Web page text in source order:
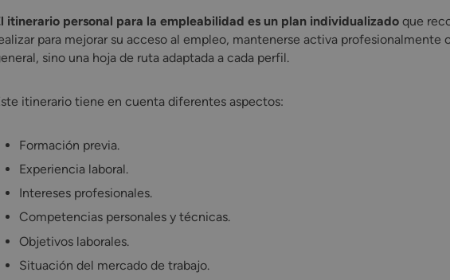
itinerario personal para la empleabilidad es un plan individualizadoque
para mejorar su acceso al empleo, mantenerse activa profesionalmente
sino una hoja de ruta adaptada a cada perfil.
itinerario tiene en cuenta diferentes aspectos:
Formación previa.
Experiencia laboral.
Intereses profesionales.
Competencias personales y técnicas.
Objetivos laborales.
Situación del mercado de trabajo.